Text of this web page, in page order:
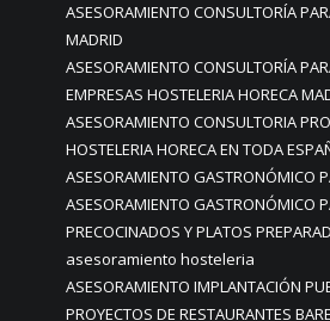
ASESORAMIENTO CONSULTORÍA
MADRID
ASESORAMIENTO CONSULTORÍA
EMPRESAS HOSTELERIA HORECA
ASESORAMIENTO CONSULTORIA
HOSTELERIA HORECA EN TODA
ASESORAMIENTO GASTRONÓMICO
ASESORAMIENTO GASTRONÓMICO
PRECOCINADOS Y PLATOS
asesoramiento hosteleria
ASESORAMIENTO IMPLANTACIÓN
PROYECTOS DE RESTAURANTES